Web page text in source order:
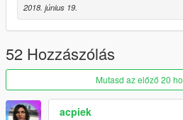
1.0
Initial release
2018. június 19.
52 Hozzászólás
Mutasd az előző 20
acpiek